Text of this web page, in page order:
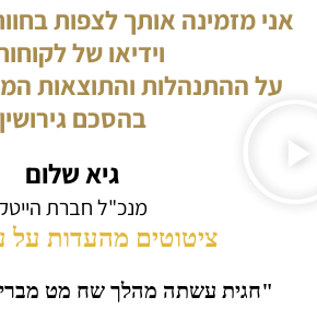
אני מזמינה אותך לצפות
וידיאו של
על ההתנהלות והתוצאות
בהסכם גירושין
גיא שלום
מנכ"ל חברת
ציטוטים מהעדות על
"חגית עשתה מהלך שח מט